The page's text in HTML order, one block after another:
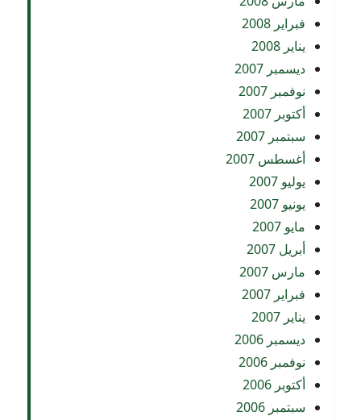
فبراير 2008
يناير 2008
ديسمبر 2007
نوفمبر 2007
أكتوبر 2007
سبتمبر 2007
أغسطس 2007
يوليو 2007
يونيو 2007
مايو 2007
أبريل 2007
مارس 2007
فبراير 2007
يناير 2007
ديسمبر 2006
نوفمبر 2006
أكتوبر 2006
سبتمبر 2006